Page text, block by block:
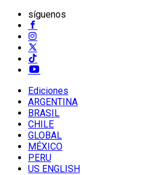
síguenos
Ediciones
ARGENTINA
BRASIL
CHILE
GLOBAL
MÉXICO
PERU
US ENGLISH